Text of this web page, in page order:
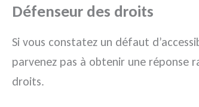
Défenseur des droits
Si vous constatez un défaut
parvenez pas à obtenir une réponse
droits.